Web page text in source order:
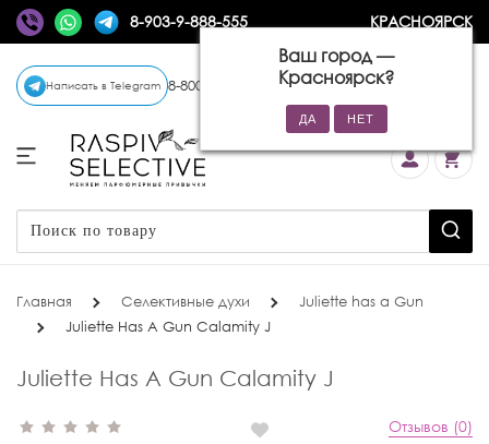
8-903-9-888-555 КРАСНОЯРСК
Ваш город —
Красноярск?
Написать в Telegram 8-800-770-72-34 (бесплатно)
Главная Селективные духи
Juliette has a Gun
Juliette Has A Gun Calamity J
Juliette Has A Gun Calamity J
Отзывов (0)